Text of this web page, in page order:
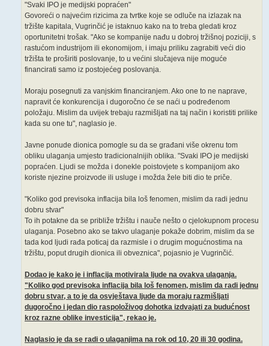
"Svaki IPO je medijski popraćen"
Govoreći o najvećim rizicima za tvrtke koje se odluče na izlazak na
tržište kapitala, Vugrinčić je istaknuo kako na to treba gledati kroz
oportunitetni trošak. "Ako se kompanije nađu u dobroj tržišnoj poziciji, s
rastućom industrijom ili ekonomijom, i imaju priliku zagrabiti veći dio
tržišta te proširiti poslovanje, to u većini slučajeva nije moguće
financirati samo iz postojećeg poslovanja.
Moraju posegnuti za vanjskim financiranjem. Ako one to ne naprave,
napravit će konkurencija i dugoročno će se naći u podređenom
položaju. Mislim da uvijek trebaju razmišljati na taj način i koristiti prilike
kada su one tu", naglasio je.
Javne ponude dionica pomogle su da se građani više okrenu tom
obliku ulaganja umjesto tradicionalnijih oblika. "Svaki IPO je medijski
popraćen. Ljudi se možda i donekle poistovjete s kompanijom ako
koriste njezine proizvode ili usluge i možda žele biti dio te priče.
"Koliko god previsoka inflacija bila loš fenomen, mislim da radi jednu
dobru stvar"
To ih potakne da se približe tržištu i nauče nešto o cjelokupnom procesu
ulaganja. Posebno ako se takvo ulaganje pokaže dobrim, mislim da se
tada kod ljudi rađa poticaj da razmisle i o drugim mogućnostima na
tržištu, poput drugih dionica ili obveznica", pojasnio je Vugrinčić.
Dodao je kako je i inflacija motivirala ljude na ovakva ulaganja.
"Koliko god previsoka inflacija bila loš fenomen, mislim da radi jednu
dobru stvar, a to je da osvještava ljude da moraju razmišljati
dugoročno i jedan dio raspoloživog dohotka izdvajati za budućnost
kroz razne oblike investicija", rekao je.
Naglasio je da se radi o ulaganjima na rok od 10, 20 ili 30 godina.